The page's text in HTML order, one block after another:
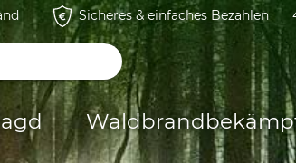
Sicheres & einfaches Bezahlen